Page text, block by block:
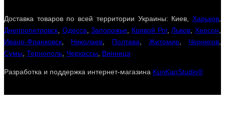
Доставка товаров по всей территории Украины: Киев, Харьков
Днепропетровск Одесса ,Запорожье Кривой Рог,Львов ,Херсон
Ивано-Франковск
Николаев Полтава Житомир, Чернигов
Сумы Тернополь Черкассы Винница
Разработка и поддержка интернет-магазина KunKanStudio®